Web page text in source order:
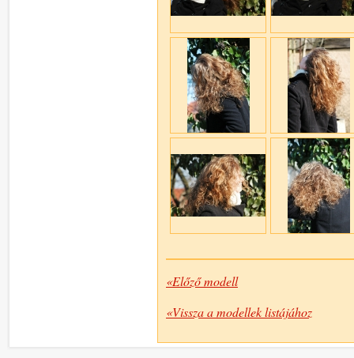
«Előző modell
«Vissza a modellek listájához